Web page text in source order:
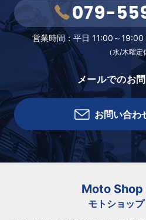
079-
営業時間：平日 11:00～19:00
（水/木曜定
メールでのお
お問い合わ
Moto Shop
モトショッ